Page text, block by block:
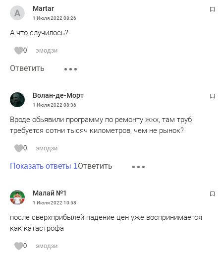
Martar
1 Июля 2022 08:26
А что случилось?
0 эмодзи
Ответить
Волан-де-Морт
1 Июля 2022 08:36
Вроде обьявили программу по ремонту жкх, там труб
требуется сотни тысяч километров, чем не рынок?
0 эмодзи
Показать ответы 1Ответить
Малай №1
1 Июля 2022 10:58
после сверхприбылей падение цен уже воспринимается
как катастрофа
0 эмодзи